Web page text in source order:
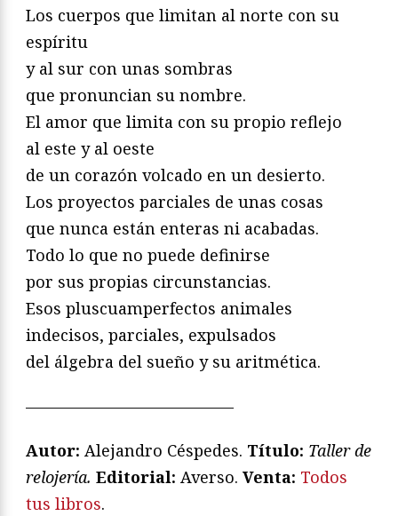
Los cuerpos que limitan al norte con su
espíritu
y al sur con unas sombras
que pronuncian su nombre.
El amor que limita con su propio reflejo
al este y al oeste
de un corazón volcado en un desierto.
Los proyectos parciales de unas cosas
que nunca están enteras ni acabadas.
Todo lo que no puede definirse
por sus propias circunstancias.
Esos pluscuamperfectos animales
indecisos, parciales, expulsados
del álgebra del sueño y su aritmética.
—————————————
Autor: Alejandro Céspedes. Título: Taller de
relojería. Editorial: Averso. Venta: Todos
tus libros.